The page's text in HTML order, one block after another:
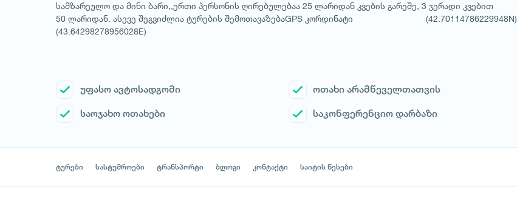
სამზარეულო და მინი ბარი,,ერთი პერსონის ღირებულებაა 25 ლარიდან კვების გარეშე, 3 ჯერადი კვებით
50 ლარიდან. ასევე შეგვიძლია ტურების შემოთავაზებაGPS კორდინატი (42.70114786229948N)
(43.64298278956028E)
უფასო ავტოსადგომი ოთახი არამწეველთათვის
საოჯახო ოთახები საკონფერენციო დარბაზი
ტურები სასტუმროები ტრანსპორტი ბლოგი კონტაქტი საიტის წესები